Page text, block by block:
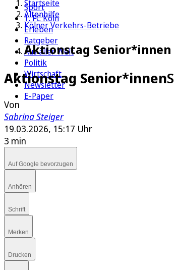
Sport
1. FC Köln
Erleben
Ratgeber
Aus aller Welt
Politik
Wirtschaft
Newsletter
E-Paper
Startseite
Altenhilfe
Kölner Verkehrs-Betriebe
Aktionstag
Aktionstag Senior*innen
Von
Sabrina Steiger
19.03.2026, 15:17 Uhr
3 min
Auf Google bevorzugen
Anhören
Schrift
Merken
Drucken